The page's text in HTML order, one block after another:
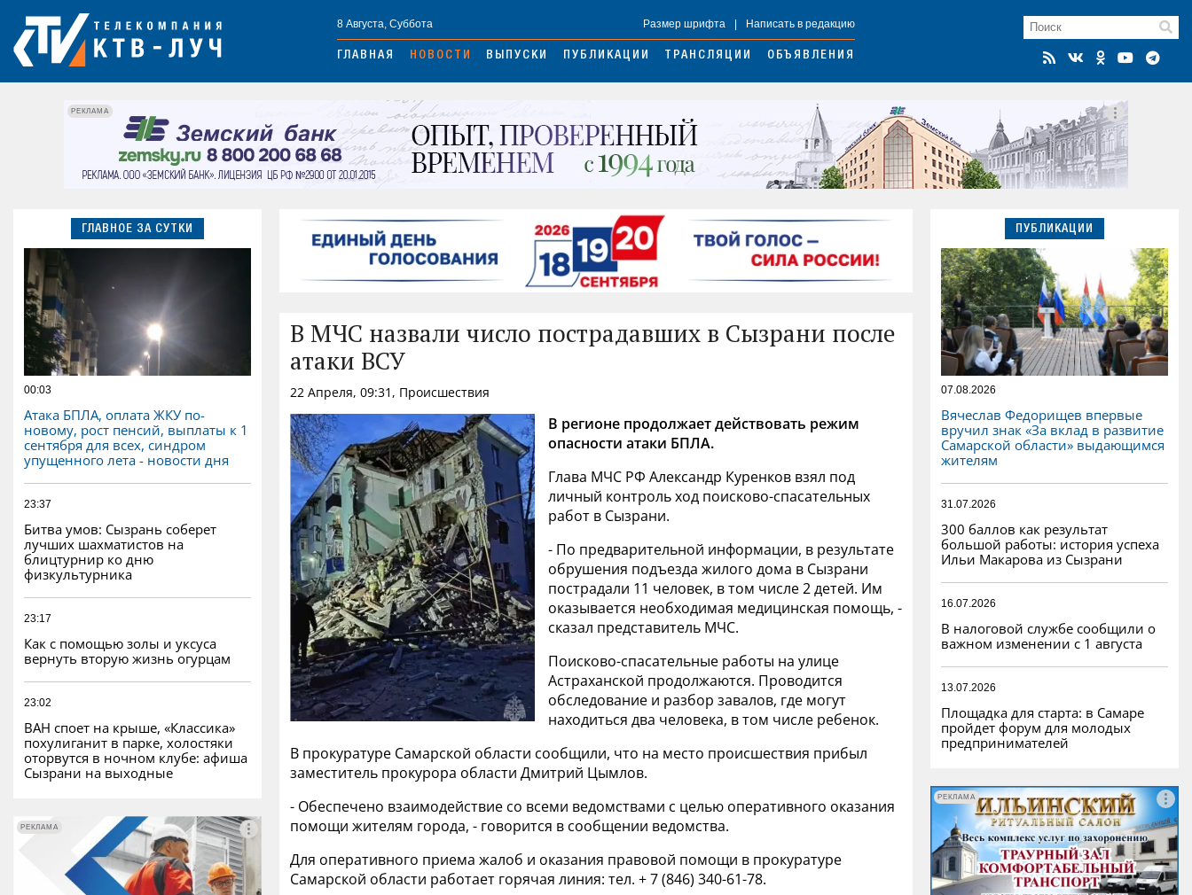
8 Августа, Суббота Размер шрифта Написать в редакцию
ГЛАВНАЯ НОВОСТИ ВЫПУСКИ ПУБЛИКАЦИИ ТРАНСЛЯЦИИ ОБЪЯВЛЕНИЯ
РЕКЛАМА
ГЛАВНОЕ ЗА СУТКИ
00:03
Атака БПЛА, оплата ЖКУ по-
новому, рост пенсий, выплаты к 1
сентября для всех, синдром
упущенного лета - новости дня
23:37
Битва умов: Сызрань соберет
лучших шахматистов на
блицтурнир ко дню
физкультурника
23:17
Как с помощью золы и уксуса
вернуть вторую жизнь огурцам
23:02
ВАН споет на крыше, «Классика»
похулиганит в парке, холостяки
оторвутся в ночном клубе: афиша
Сызрани на выходные
РЕКЛАМА РЕКЛАМА
В МЧС назвали число пострадавших в Сызрани после
атаки ВСУ
22 Апреля, 09:31, Происшествия
В регионе продолжает действовать режим
опасности атаки БПЛА.
Глава МЧС РФ Александр Куренков взял под
личный контроль ход поисково-спасательных
работ в Сызрани.
- По предварительной информации, в результате
обрушения подъезда жилого дома в Сызрани
пострадали 11 человек, в том числе 2 детей. Им
оказывается необходимая медицинская помощь, -
сказал представитель МЧС.
Поисково-спасательные работы на улице
Астраханской продолжаются. Проводится
обследование и разбор завалов, где могут
находиться два человека, в том числе ребенок.
В прокуратуре Самарской области сообщили, что на место происшествия прибыл
заместитель прокурора области Дмитрий Цымлов.
- Обеспечено взаимодействие со всеми ведомствами с целью оперативного оказания
помощи жителям города, - говорится в сообщении ведомства.
Для оперативного приема жалоб и оказания правовой помощи в прокуратуре
Самарской области работает горячая линия: тел. + 7 (846) 340-61-78.
ПУБЛИКАЦИИ
07.08.2026
Вячеслав Федорищев впервые
вручил знак «За вклад в развитие
Самарской области» выдающимся
жителям
31.07.2026
300 баллов как результат
большой работы: история успеха
Ильи Макарова из Сызрани
16.07.2026
В налоговой службе сообщили о
важном изменении с 1 августа
13.07.2026
Площадка для старта: в Самаре
пройдет форум для молодых
предпринимателей
РЕКЛАМА